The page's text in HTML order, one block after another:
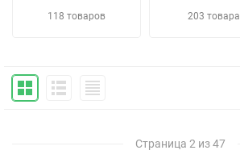
118 товаров 203 товара
Страница 2 из 47